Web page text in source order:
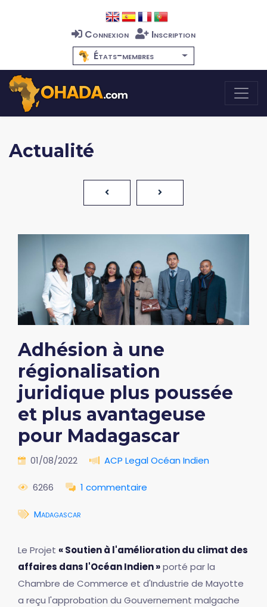
Connexion
Inscription
États-membres
Actualité
Adhésion à une
régionalisation
juridique plus poussée
et plus avantageuse
pour Madagascar
01/08/2022 ACP Legal Océan Indien
6266 1 commentaire
Madagascar
Le Projet « Soutien à l'amélioration du climat des
affaires dans l'Océan Indien »porté par la
Chambre de Commerce et d'Industrie de Mayotte
a reçu l'approbation du Gouvernement malgache